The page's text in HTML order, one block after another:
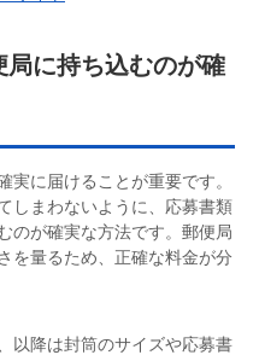
に持ち込むのが確
実に届けることが重要です。
しまわないように、応募書類
のが確実な方法です。郵便局
を量るため、正確な料金が分
以降は封筒のサイズや応募書